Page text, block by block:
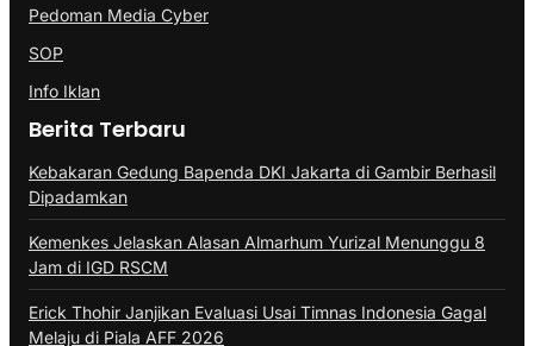
Pedoman Media Cyber
SOP
Info Iklan
Berita Terbaru
Kebakaran Gedung Bapenda DKI Jakarta di Gambir Berhasil
Dipadamkan
Kemenkes Jelaskan Alasan Almarhum Yurizal Menunggu 8
Jam di IGD RSCM
Erick Thohir Janjikan Evaluasi Usai Timnas Indonesia Gagal
Melaju di Piala AFF 2026